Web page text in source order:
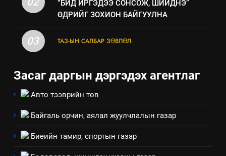
“БИД ИРГЭДЭЭ СОНСОЖ, ШИЙДНЭ”
ӨДРИЙГ ЗОХИОН БАЙГУУЛНА
03 ТАЗ-ЫН САЛБАР ЗӨВЛӨЛ
. .
Засаг даргын дэргэдэх агентлаг
Авто тээврийн төв
Байгаль орчин, аялал жуулчлалын газар
Биеийн тамир, спортын газар
салбар зөвлөл” аяны хүрээнд
6
аудитын дүгнэлт
ИЛ ТОД БАЙДАЛ
7